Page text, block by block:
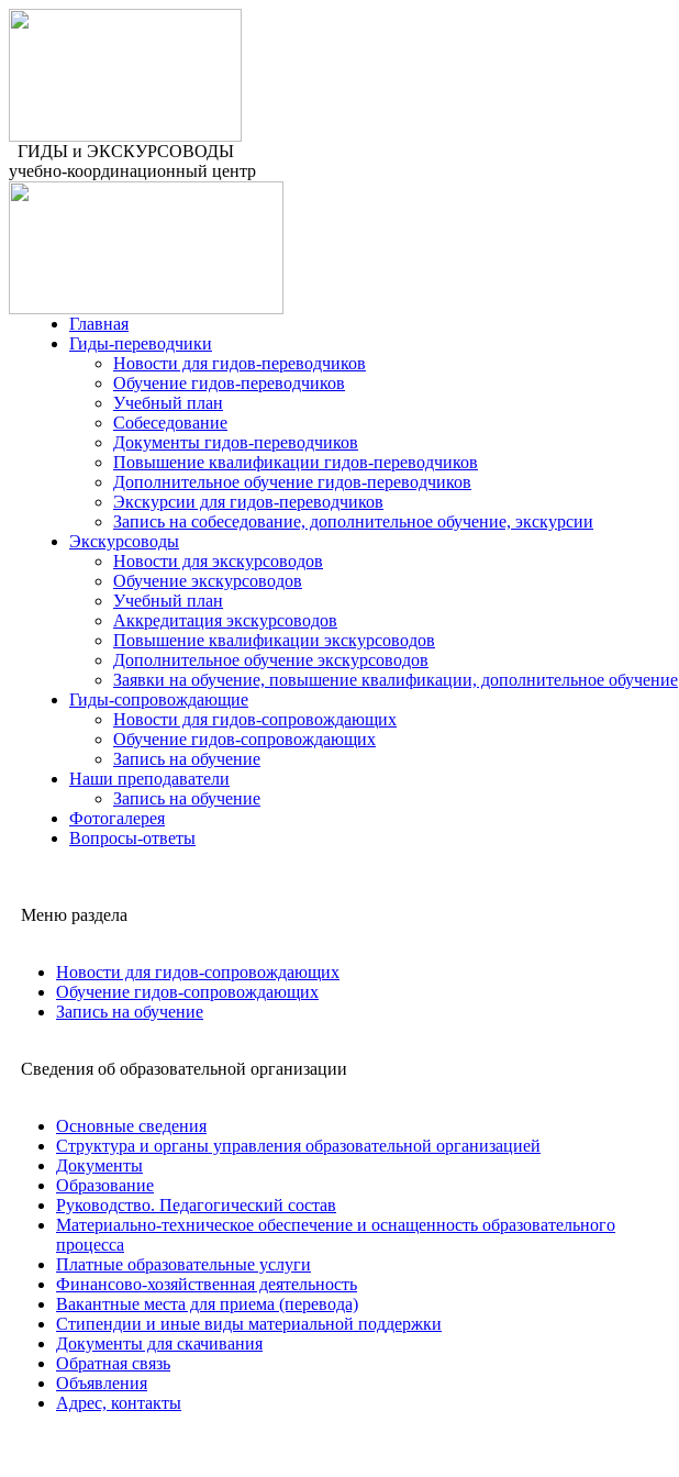
ГИДЫ и ЭКСКУРСОВОДЫ
учебно-координационный центр
Главная
Гиды-переводчики
Новости для гидов-переводчиков
Обучение гидов-переводчиков
Учебный план
Собеседование
Документы гидов-переводчиков
Повышение квалификации гидов-переводчиков
Дополнительное обучение гидов-переводчиков
Экскурсии для гидов-переводчиков
Запись на собеседование, дополнительное обучение, экскурсии
Экскурсоводы
Новости для экскурсоводов
Обучение экскурсоводов
Учебный план
Аккредитация экскурсоводов
Повышение квалификации экскурсоводов
Дополнительное обучение экскурсоводов
Заявки на обучение, повышение квалификации, дополнительное обучение
Гиды-сопровождающие
Новости для гидов-сопровождающих
Обучение гидов-сопровождающих
Запись на обучение
Наши преподаватели
Запись на обучение
Фотогалерея
Вопросы-ответы
Меню раздела
Новости для гидов-сопровождающих
Обучение гидов-сопровождающих
Запись на обучение
Сведения об образовательной организации
Основные сведения
Структура и органы управления образовательной организацией
Документы
Образование
Руководство. Педагогический состав
Материально-техническое обеспечение и оснащенность образовательного
процесса
Платные образовательные услуги
Финансово-хозяйственная деятельность
Вакантные места для приема (перевода)
Стипендии и иные виды материальной поддержки
Документы для скачивания
Обратная связь
Объявления
Адрес, контакты